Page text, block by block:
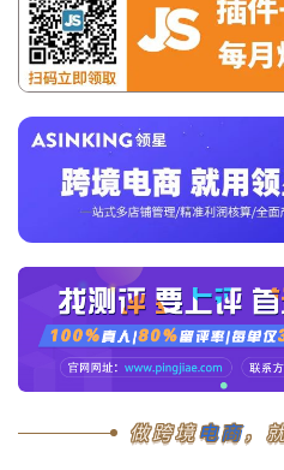
做跨境电商，